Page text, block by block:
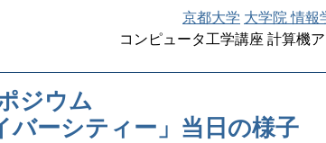
京都大学 大学院 情報
コンピュータ工学講座 計算機
ジウム
バーシティー」当日の様子